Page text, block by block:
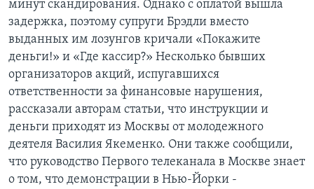
минут скандирования. Однако с оплатой вышла
задержка, поэтому супруги Брэдли вместо
выданных им лозунгов кричали «Покажите
деньги!» и «Где кассир?» Несколько бывших
организаторов акций, испугавшихся
ответственности за финансовые нарушения,
рассказали авторам статьи, что инструкции и
деньги приходят из Москвы от молодежного
деятеля Василия Якеменко. Они также сообщили,
что руководство Первого телеканала в Москве знает
о том, что демонстрации в Нью-Йорки -